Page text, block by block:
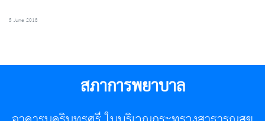
5 June 2018
สภาการพยาบาล